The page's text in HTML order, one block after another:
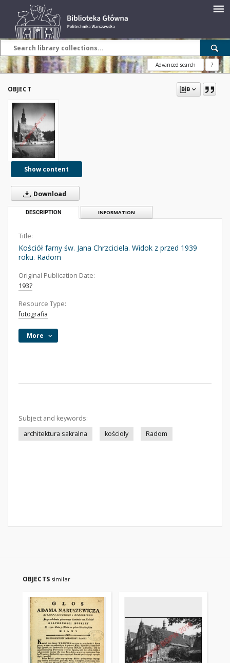
Advanced search ?
OBJECT
Show content
Download
DESCRIPTION INFORMATION
Title:
Kościół farny św. Jana Chrzciciela. Widok z przed 1939
roku. Radom
Original Publication Date:
193?
Resource Type:
fotografia
More
Subject and keywords:
architektura sakralna
kościoły Radom
OBJECTS similar